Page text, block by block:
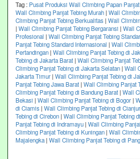
Tag : Pusat Produksi Wall Climbing Papan
Wall Climbing Panjat Tebing Murah | Wall
Climbing Panjat Tebing Berkualitas | Wall
| Wall Climbing Panjat Tebing Bergaransi | Wall
Profesional | Wall Climbing Panjat Tebing
Panjat Tebing Standard Internasional | Wall
Pertandingan | Wall Climbing Panjat Tebing di
Tebing di Jakarta Barat | Wall Climbing Panjat
Climbing Panjat Tebing di Jakarta Selatan | Wall
Jakarta Timur | Wall Climbing Panjat Tebing di
Panjat Tebing Jawa Barat | Wall Climbing Panjat
Climbing Panjat Tebing di Bandung Barat | Wall
Bekasi | Wall Climbing Panjat Tebing di Bogor |
di Ciamis | Wall Climbing Panjat Tebing di Cianjur
Tebing di Cirebon | Wall Climbing Panjat Tebing
Panjat Tebing di Indramayu | Wall Climbing
Climbing Panjat Tebing di Kuningan | Wall
Majalengka | Wall Climbing Panjat Tebing di